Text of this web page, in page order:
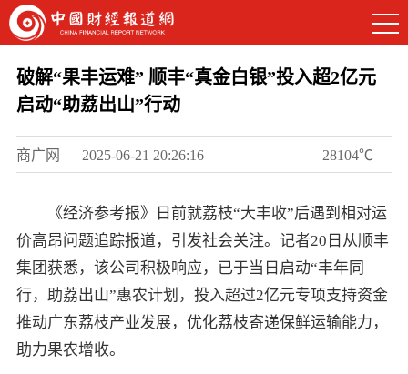
破解“果丰运难” 顺丰“真金白银”投入超2亿元
启动“助荔出山”行动
商广网 2025-06-21 20:26:16 28104℃
《经济参考报》日前就荔枝“大丰收”后遇到相对运
价高昂问题追踪报道，引发社会关注。记者20日从顺丰
集团获悉，该公司积极响应，已于当日启动“丰年同
行，助荔出山”惠农计划，投入超过2亿元专项支持资金
推动广东荔枝产业发展，优化荔枝寄递保鲜运输能力，
助力果农增收。